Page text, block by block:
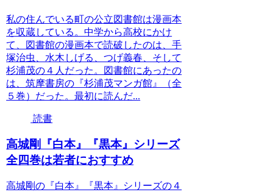
私の住んでいる町の公立図書館は漫画本
を収蔵している。中学から高校にかけ
て、図書館の漫画本で読破したのは、手
塚治虫、水木しげる、つげ義春、そして
杉浦茂の４人だった。図書館にあったの
は、筑摩書房の『杉浦茂マンガ館』（全
５巻）だった。最初に読んだ...
読書
高城剛『白本』『黒本』シリーズ
全四巻は若者におすすめ
高城剛の『白本』『黒本』シリーズの４